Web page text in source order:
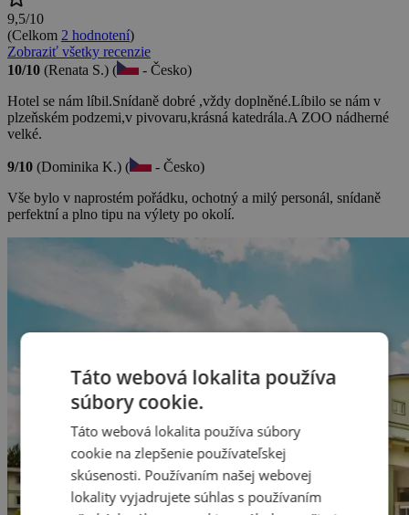
9,5/10
(Celkom 2 hodnotení)
Zobraziť všetky recenzie
10/10 (Renata S.) (
- Česko)
Hotel se nám líbil.Snídaně dobré ,vždy doplněné.Líbilo se nám v
plzeňském podzemi,v pivovaru,krásná katedrála.A ZOO nádherné
velké.
9/10 (Dominika K.) (
- Česko)
Vše bylo v naprostém pořádku, ochotný a milý personál, snídaně
perfektní a plno tipu na výlety po okolí.
Táto webová lokalita používa
súbory cookie.
Táto webová lokalita používa súbory
cookie na zlepšenie používateľskej
skúsenosti. Používaním našej webovej
lokality vyjadrujete súhlas s používaním